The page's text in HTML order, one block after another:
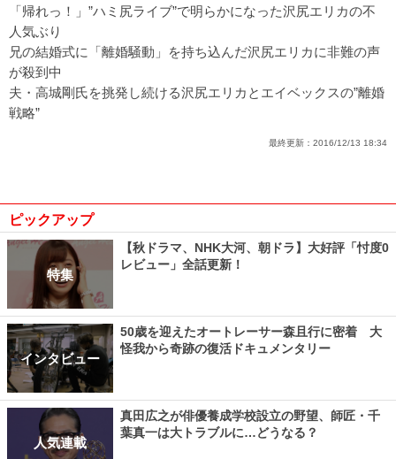
「帰れっ！」”ハミ尻ライブ”で明らかになった沢尻エリカの不
人気ぶり
兄の結婚式に「離婚騒動」を持ち込んだ沢尻エリカに非難の声
が殺到中
夫・高城剛氏を挑発し続ける沢尻エリカとエイベックスの”離婚
戦略”
最終更新： 2016/12/13 18:34
ピックアップ
特集
【秋ドラマ、NHK大河、朝ドラ】大好評「忖度0
レビュー」全話更新！
インタビュー
50歳を迎えたオートレーサー森且行に密着 大
怪我から奇跡の復活ドキュメンタリー
人気連載
真田広之が俳優養成学校設立の野望、師匠・千
葉真一は大トラブルに…どうなる？